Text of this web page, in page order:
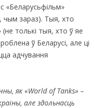
«Беларусьфільм»
чым зараз). Тыя, хто
толькі тыя, хто ў яе
ў Беларусі, але ці
адчування
як «World of Tanks» –
але здольнасць